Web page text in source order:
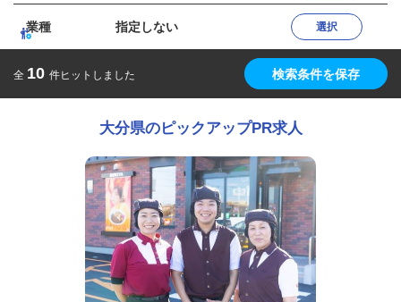
業種 指定しない 選択
全 10 件ヒットしました 検索条件を保存
大分県のピックアップPR求人